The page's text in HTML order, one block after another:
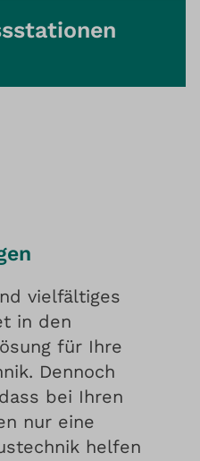
vielfältiges
in den
für Ihre
Dennoch
bei Ihren
nur eine
helfen